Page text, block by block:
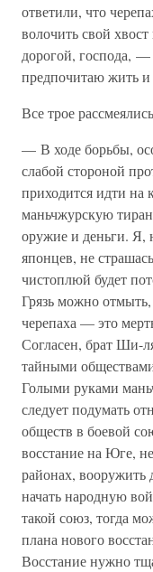
ответили, что
волочить свой
дорогой, господа,
предпочитаю жить и
Все трое
— В ходе борьбы,
слабой стороной
приходится идти
маньчжурскую
оружие и деньги. Я,
японцев, не
чистоплюй будет
Грязь можно
черепаха — это
Согласен, брат Ши-
тайными
Голыми руками
следует подумать
обществ в боевой
восстание на Юге,
районах, вооружить
начать народную
такой союз, тогда
плана нового
Восстание нужно